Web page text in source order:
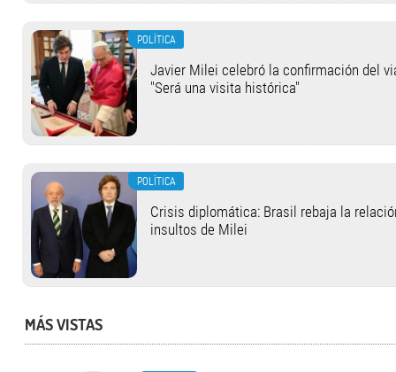
POLÍTICA
Javier Milei celebró la confirmación del
"Será una visita histórica"
POLÍTICA
Crisis diplomática: Brasil rebaja la
insultos de Milei
MÁS VISTAS